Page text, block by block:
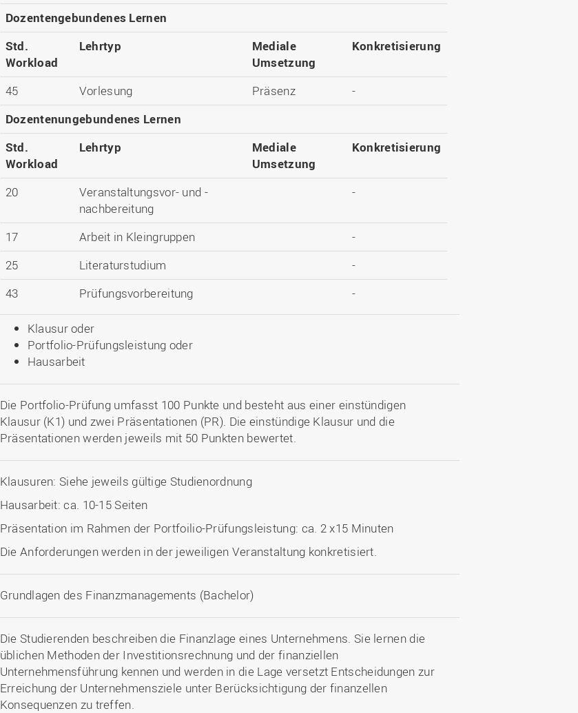
Dozentengebundenes Lernen
Std.
Workload
Lehrtyp
Mediale
Umsetzung
Konkretisierung
45 Vorlesung Präsenz
-
Dozentenungebundenes Lernen
Std.
Workload
Lehrtyp
Mediale
Umsetzung
Konkretisierung
20
Veranstaltungsvor- und -
nachbereitung
-
17 Arbeit in Kleingruppen
-
25
Literaturstudium
-
43
Prüfungsvorbereitung -
Klausur oder
Portfolio-Prüfungsleistung oder
Hausarbeit
Die Portfolio-Prüfung umfasst 100 Punkte und besteht aus einer einstündigen
Klausur (K1) und zwei Präsentationen (PR). Die einstündige Klausur und die
Präsentationen werden jeweils mit 50 Punkten bewertet.
Klausuren: Siehe jeweils gültige Studienordnung
Hausarbeit: ca. 10-15 Seiten
Präsentation im Rahmen der Portfoilio-Prüfungsleistung: ca. 2 x15 Minuten
Die Anforderungen werden in der jeweiligen Veranstaltung konkretisiert.
Grundlagen des Finanzmanagements (Bachelor)
Die Studierenden beschreiben die Finanzlage eines Unternehmens. Sie lernen die
üblichen Methoden der Investitionsrechnung und der finanziellen
Unternehmensführung kennen und werden in die Lage versetzt Entscheidungen zur
Erreichung der Unternehmensziele unter Berücksichtigung der finanzellen
Konsequenzen zu treffen.